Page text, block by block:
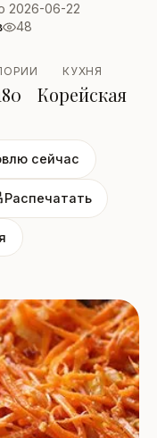
2026-06-22
48
КУХНЯ
Корейская
сейчас
Распечатать